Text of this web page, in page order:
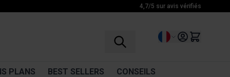
4,7/5 sur avis vérifiés
Langue
PLANS BEST SELLERS CONSEILS